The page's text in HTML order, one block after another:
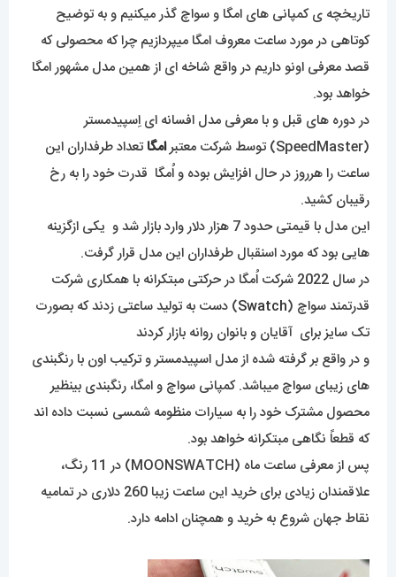
تاریخچه ی کمپانی های امگا و سواچ گذر میکنیم و به توضیح
کوتاهی در مورد ساعت معروف امگا میپردازیم چرا که محصولی که
قصد معرفی اونو داریم در واقع شاخه ای از همین مدل مشهور امگا
خواهد بود.
در دوره های قبل و با معرفی مدل افسانه ای اِسپیدمستر
(SpeedMaster) توسط شرکت معتبر
امگا تعداد طرفداران این
ساعت را هرروز در حال افزایش بوده و اُمگا قدرت خود را به رخ
رقیبان کشید.
این مدل با قیمتی حدود 7 هزار دلار وارد بازار شد و یکی ازگزینه
هایی بود که مورد اسنقبال طرفداران این مدل قرار گرفت.
در سال 2022 شرکت اُمگا در حرکتی مبتکرانه با همکاری شرکت
قدرتمند سواچ (Swatch) دست به تولید ساعتی زدند که بصورت
تک سایز برای آقایان و بانوان روانه بازار کردند
و در واقع بر گرفته شده از مدل اسپیدمستر و ترکیب اون با رنگبندی
های زیبای سواچ میباشد. کمپانی سواچ و امگا، رنگبندی بینظیر
محصول مشترک خود را به سیارات منظومه شمسی نسبت داده اند
که قطعاً نگاهی مبتکرانه خواهد بود.
پس از معرفی ساعت ماه (MOONSWATCH) در 11 رنگ،
علاقمندان زیادی برای خرید این ساعت زیبا 260 دلاری در تمامیه
نقاط جهان شروع به خرید و همچنان ادامه دارد.